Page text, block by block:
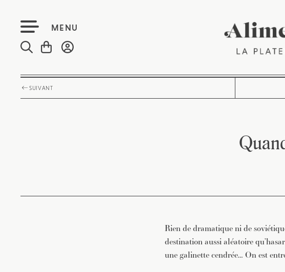
MENU
SUIVANT
Rien de dramatique ni de
destination aussi aléatoire
une galinette cendrée… On est
JE
Pour